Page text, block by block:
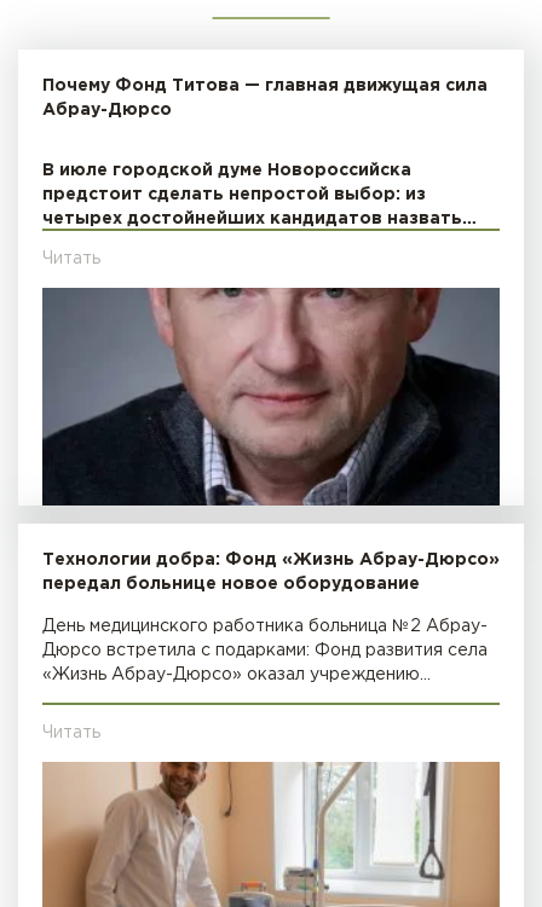
Почему Фонд Титова — главная движущая сила
Абрау-Дюрсо
В июле городской думе Новороссийска
предстоит сделать непростой выбор: из
четырех достойнейших кандидатов назвать…
Читать
Технологии добра: Фонд «Жизнь Абрау-Дюрсо»
передал больнице новое оборудование
День медицинского работника больница №2 Абрау-
Дюрсо встретила с подарками: Фонд развития села
«Жизнь Абрау-Дюрсо» оказал учреждению…
Читать